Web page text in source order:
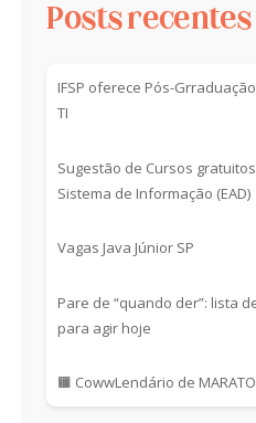
Posts recentes
IFSP oferece Pós-
TI
Sugestão de Cursos
Sistema de Informação (EAD)
Vagas Java Júnior SP
Pare de “quando der”: lista
para agir hoje
🟧 CowwLendário de